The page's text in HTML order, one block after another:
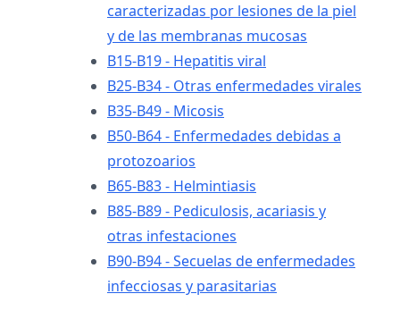
caracterizadas por lesiones de la piel
y de las membranas mucosas
B15-B19 - Hepatitis viral
B25-B34 - Otras enfermedades virales
B35-B49 - Micosis
B50-B64 - Enfermedades debidas a
protozoarios
B65-B83 - Helmintiasis
B85-B89 - Pediculosis, acariasis y
otras infestaciones
B90-B94 - Secuelas de enfermedades
infecciosas y parasitarias